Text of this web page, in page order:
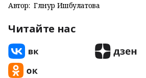
Автор: Гөлнур Ишбулатова
Читайте нас